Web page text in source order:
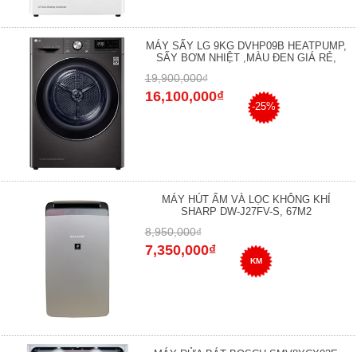
MÁY SẤY LG 9KG DVHP09B HEATPUMP,
SẤY BƠM NHIỆT ,MÀU ĐEN GIÁ RẺ,
19,900,000₫
16,100,000₫
-25%
MÁY HÚT ẨM VÀ LỌC KHÔNG KHÍ
SHARP DW-J27FV-S, 67M2
8,950,000₫
7,350,000₫
KM